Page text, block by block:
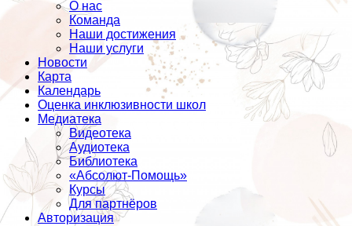
О нас
Команда
Наши достижения
Наши услуги
Новости
Карта
Календарь
Оценка инклюзивности школ
Медиатека
Видеотека
Аудиотека
Библиотека
«Абсолют-Помощь»
Курсы
Для партнёров
Авторизация